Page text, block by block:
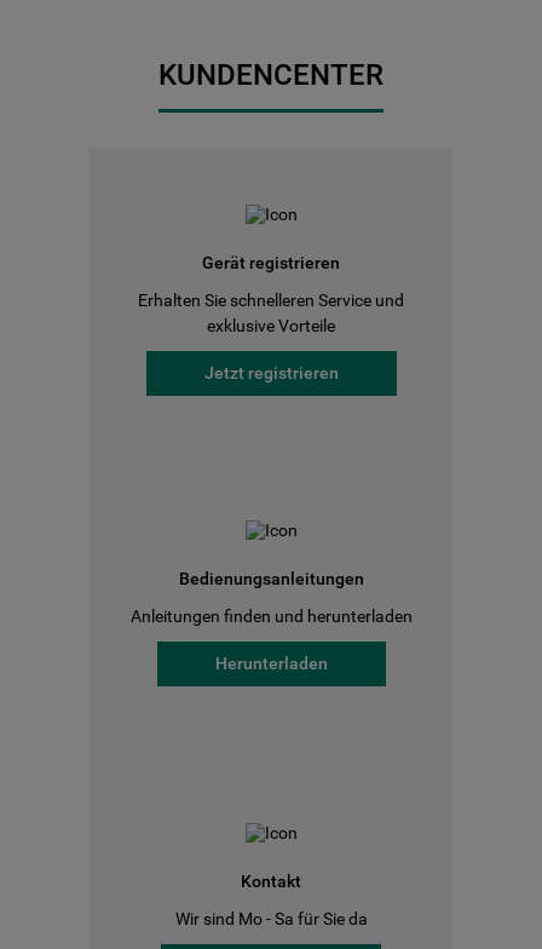
KUNDENCENTER
Gerät registrieren
Erhalten Sie schnelleren Service und
exklusive Vorteile
Jetzt registrieren
Bedienungsanleitungen
Anleitungen finden und herunterladen
Herunterladen
Kontakt
Wir sind Mo - Sa für Sie da